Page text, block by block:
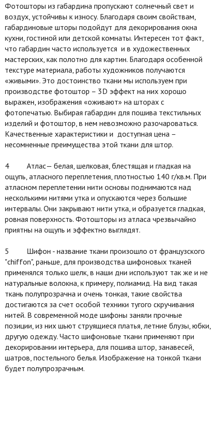
Фотошторы из габардина пропускают солнечный свет и
воздух, устойчивы к износу. Благодаря своим свойствам,
габардиновые шторы подойдут для декорирования окна
кухни, гостиной или детской комнаты. Интересен тот факт,
что габардин часто используется и в художественных
мастерских, как полотно для картин. Благодаря особенной
текстуре материала, работы художников получаются
«живыми». Это достоинство ткани мы используем при
производстве фотоштор – 3D эффект на них хорошо
выражен, изображения «оживают» на шторах с
фотопечатью. Выбирая габардин для пошива текстильных
изделий и фотоштор, в нем невозможно разочароваться.
Качественные характеристики и доступная цена –
несомненные преимущества этой ткани для штор.
4 Атлас— белая, шелковая, блестящая и гладкая на
ощупь, атласного переплетения, плотностью 140 г/кв.м. При
атласном переплетении нити основы поднимаются над
несколькими нитями утка и опускаются через большие
интервалы. Они закрывают нити утка, и образуется гладкая,
ровная поверхность. Фотошторы из атласа чрезвычайно
приятны на ощупь и эффектно выглядят.
5 Шифон - название ткани произошло от французского
"chiffon", раньше, для производства шифоновых тканей
применялся только шелк, в наши дни используют так же и не
натуральные волокна, к примеру, полиамид. На вид такая
ткань полупрозрачна и очень тонкая, такие свойства
достигаются за счет особой техники тугого скручивания
нитей. В современной моде шифоны заняли прочные
позиции, из них шьют струящиеся платья, летние блузы, юбки,
другую одежду. Часто шифоновые ткани применяют при
декорировании интерьера, для пошива штор, занавесей,
шатров, постельного белья. Изображение на тонкой ткани
будет полупрозрачным.